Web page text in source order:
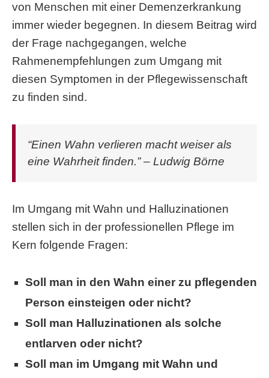
von Menschen mit einer Demenzerkrankung
immer wieder begegnen. In diesem Beitrag wird
der Frage nachgegangen, welche
Rahmenempfehlungen zum Umgang mit
diesen Symptomen in der Pflegewissenschaft
zu finden sind.
“Einen Wahn verlieren macht weiser als
eine Wahrheit finden.” – Ludwig Börne
Im Umgang mit Wahn und Halluzinationen
stellen sich in der professionellen Pflege im
Kern folgende Fragen:
Soll man in den Wahn einer zu pflegenden
Person einsteigen oder nicht?
Soll man Halluzinationen als solche
entlarven oder nicht?
Soll man im Umgang mit Wahn und